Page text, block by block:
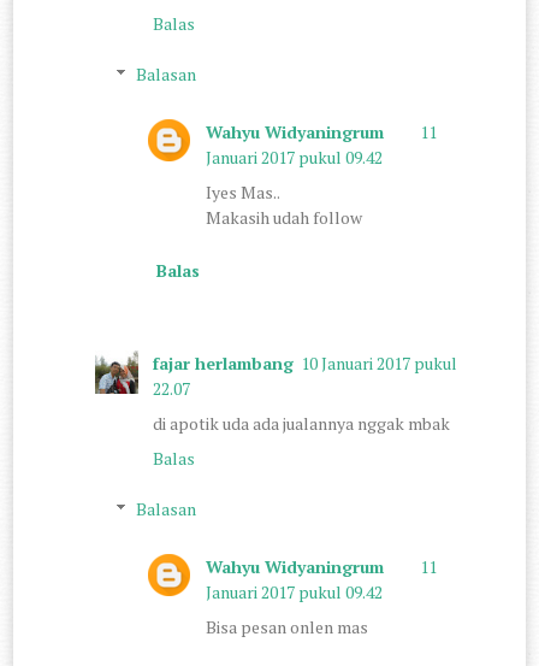
Balas
Balasan
Wahyu Widyaningrum
11
Januari 2017 pukul 09.42
Iyes Mas..
Makasih udah follow
Balas
fajar herlambang 10 Januari 2017 pukul
22.07
di apotik uda ada jualannya nggak mbak
Balas
Balasan
Wahyu Widyaningrum
11
Januari 2017 pukul 09.42
Bisa pesan onlen mas